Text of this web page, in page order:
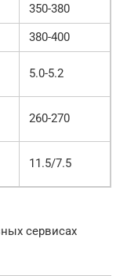
350-380
380-400
5.0-5.2
260-270
11.5/7.5
сервисах